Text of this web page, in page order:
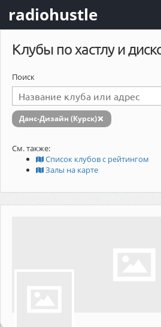
radiohustle
Клубы по хастлу и
Поиск
Данс-Дизайн (Курск)
См. также:
Список клубов с рейтингом
Залы на карте